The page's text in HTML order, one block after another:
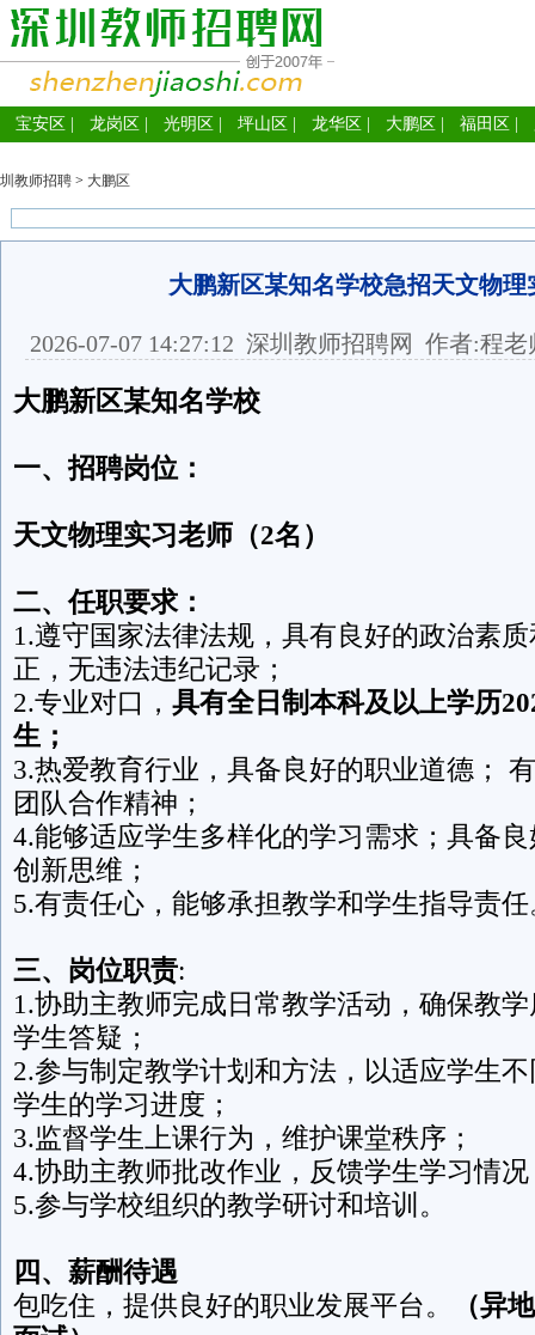
宝安区 龙岗区 光明区 坪山区 龙华区 大鹏区 福田区
圳教师招聘 > 大鹏区
大鹏新区某知名学校急招天文物理
2026-07-07 14:27:12 深圳教师招聘网 作者:程
大鹏新区某知名学校
一、招聘岗位：
天文物理实习老师（2名）
二、任职要求：
1.遵守国家法律法规，具有良好的政治素
正，无违法违纪记录；
2.专业对口， 具有全日制本科及以上学历
生；
3.热爱教育行业，具备良好的职业道德；
团队合作精神；
4.能够适应学生多样化的学习需求；具备
创新思维；
5.有责任心，能够承担教学和学生指导责任
三、 岗位职责:
1.协助主教师完成日常教学活动，确保教
学生答疑；
2.参与制定教学计划和方法，以适应学生
学生的学习进度；
3.监督学生上课行为，维护课堂秩序；
4.协助主教师批改作业，反馈学生学习情况
5.参与学校组织的教学研讨和培训。
四、 薪酬待遇
包吃住，提供良好的职业发展平台。
（异